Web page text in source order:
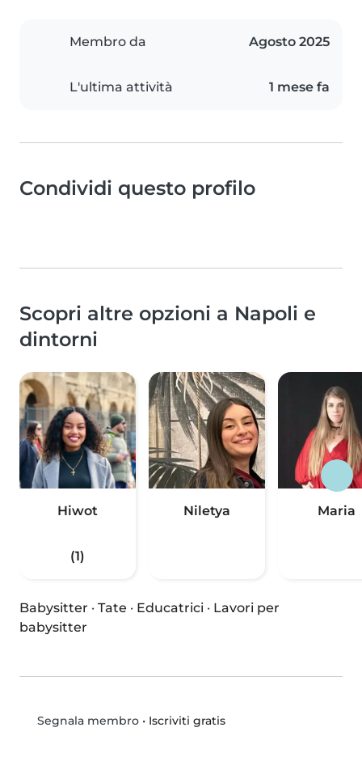
Membro da Agosto 2025
L'ultima attività 1 mese fa
Condividi questo profilo
Scopri altre opzioni a Napoli e
dintorni
Hiwot
(1)
Niletya Maria
Babysitter · Tate · Educatrici · Lavori per
babysitter
Segnala membro• Iscriviti gratis